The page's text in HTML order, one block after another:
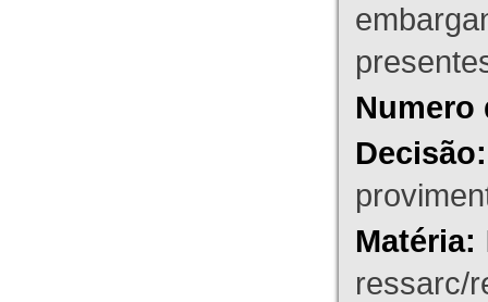
Numero
Decisão:
Matéria:
ressarc/